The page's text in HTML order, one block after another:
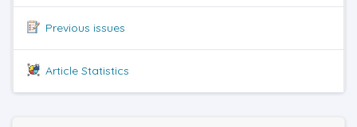
Previous issues
Article Statistics